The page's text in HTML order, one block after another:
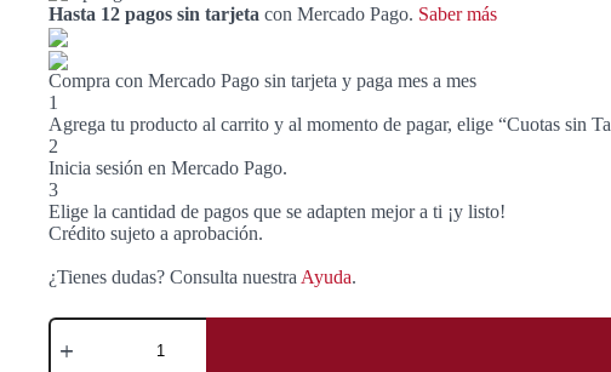
Hasta 12 pagos sin tarjeta con Mercado Pago. Saber más
Compra con Mercado Pago sin tarjeta y paga mes a mes
1
Agrega tu producto al carrito y al momento de pagar, elige “Cuotas sin
2
Inicia sesión en Mercado Pago.
3
Elige la cantidad de pagos que se adapten mejor a ti ¡y listo!
Crédito sujeto a aprobación.
¿Tienes dudas? Consulta nuestra Ayuda.
Tapón
De